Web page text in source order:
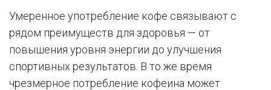
Умеренное употребление кофе связывают с
рядом преимуществ для здоровья — от
повышения уровня энергии до улучшения
спортивных результатов. В то же время
чрезмерное потребление кофеина может